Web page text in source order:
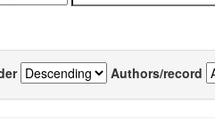
Authors/record